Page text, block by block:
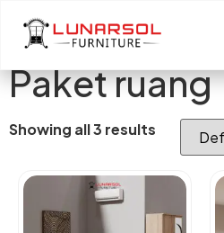
Paket ruang
Showing all 3 results